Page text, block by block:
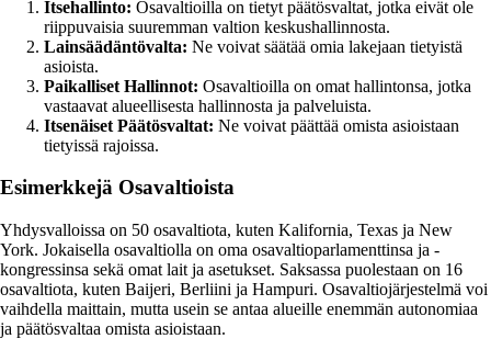
Itsehallinto: Osavaltioilla on tietyt päätösvaltat, jotka eivät ole
riippuvaisia suuremman valtion keskushallinnosta.
Lainsäädäntövalta: Ne voivat säätää omia lakejaan tietyistä
asioista.
Paikalliset Hallinnot: Osavaltioilla on omat hallintonsa, jotka
vastaavat alueellisesta hallinnosta ja palveluista.
Itsenäiset Päätösvaltat: Ne voivat päättää omista asioistaan
tietyissä rajoissa.
Esimerkkejä Osavaltioista
Yhdysvalloissa on 50 osavaltiota, kuten Kalifornia, Texas ja New
York. Jokaisella osavaltiolla on oma osavaltioparlamenttinsa ja -
kongressinsa sekä omat lait ja asetukset. Saksassa puolestaan on 16
osavaltiota, kuten Baijeri, Berliini ja Hampuri. Osavaltiojärjestelmä voi
vaihdella maittain, mutta usein se antaa alueille enemmän autonomiaa
ja päätösvaltaa omista asioistaan.